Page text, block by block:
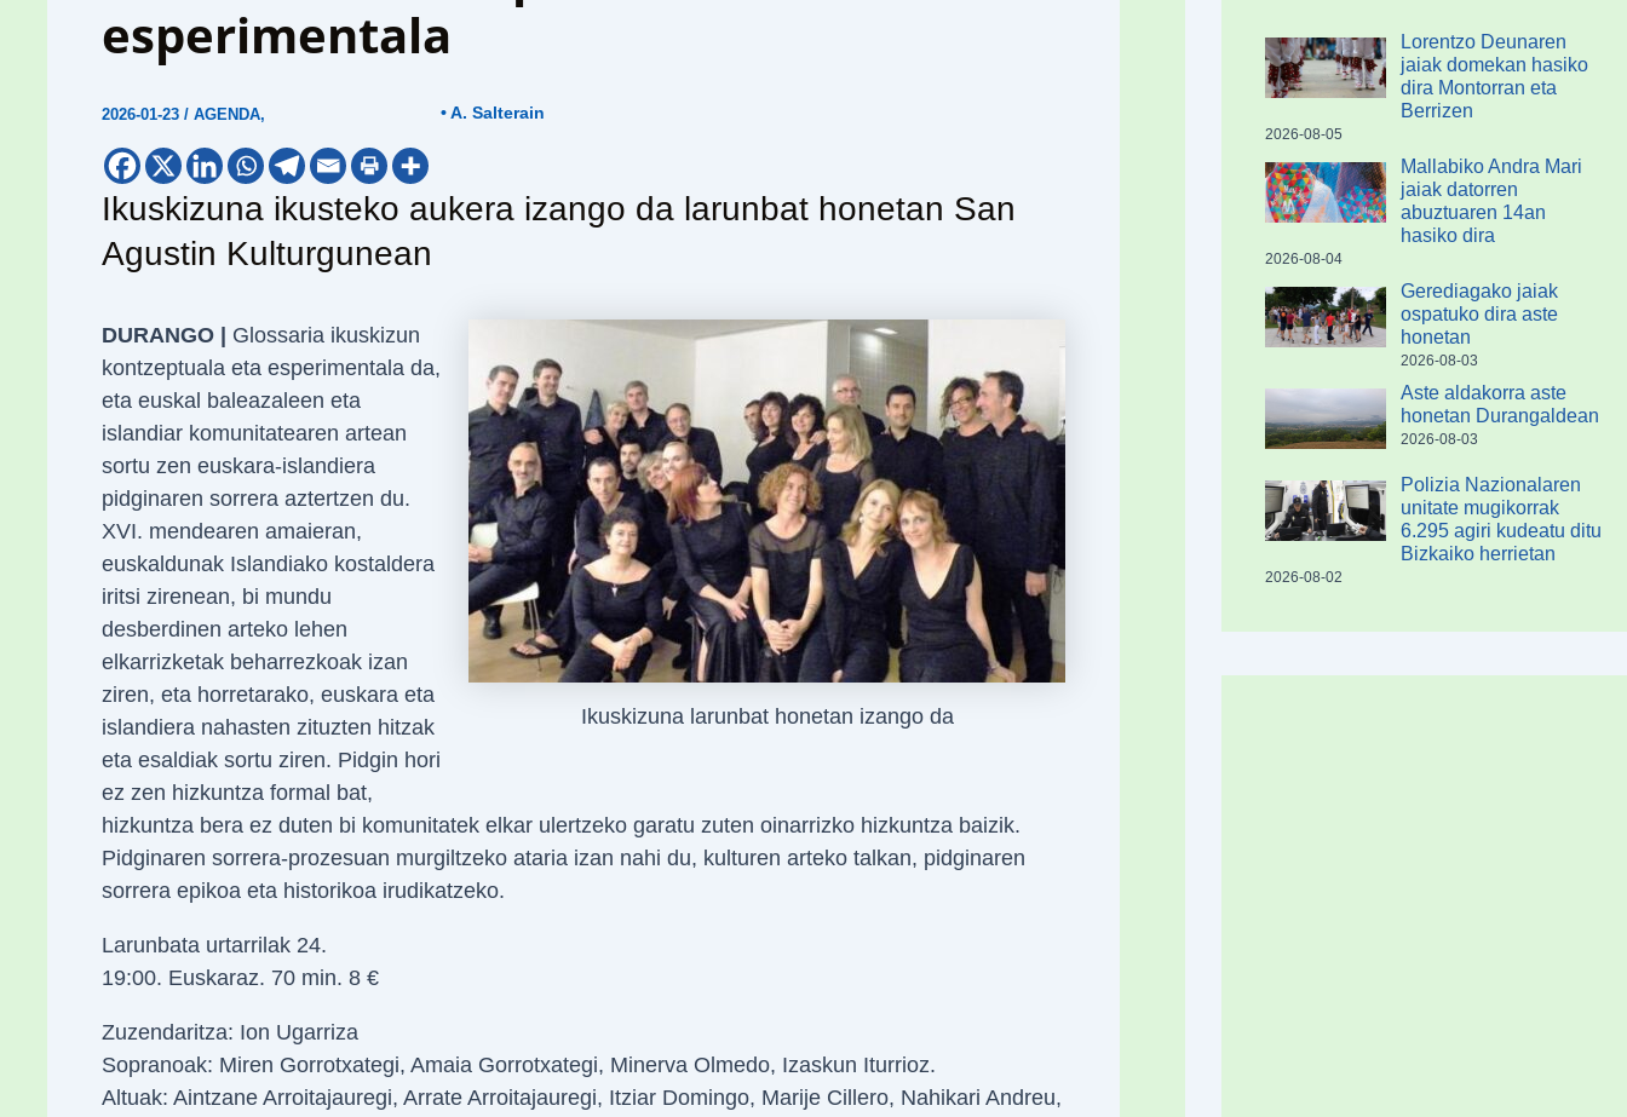
esperimentala
2026-01-23 / AGENDA, • A. Salterain
Ikuskizuna ikusteko aukera izango da larunbat honetan San
Agustin Kulturgunean
Ikuskizuna larunbat honetan izango da
DURANGO |
Glossaria ikuskizun
kontzeptuala eta esperimentala da,
eta euskal baleazaleen eta
islandiar komunitatearen artean
sortu zen euskara-islandiera
pidginaren sorrera aztertzen du.
XVI. mendearen amaieran,
euskaldunak Islandiako kostaldera
iritsi zirenean, bi mundu
desberdinen arteko lehen
elkarrizketak beharrezkoak izan
ziren, eta horretarako, euskara eta
islandiera nahasten zituzten hitzak
eta esaldiak sortu ziren. Pidgin hori
ez zen hizkuntza formal bat,
hizkuntza bera ez duten bi komunitatek elkar ulertzeko garatu zuten oinarrizko hizkuntza baizik.
Pidginaren sorrera-prozesuan murgiltzeko ataria izan nahi du, kulturen arteko talkan, pidginaren
sorrera epikoa eta historikoa irudikatzeko.
Larunbata urtarrilak 24.
19:00. Euskaraz. 70 min. 8 €
Zuzendaritza: Ion Ugarriza
Sopranoak: Miren Gorrotxategi, Amaia Gorrotxategi, Minerva Olmedo, Izaskun Iturrioz.
Altuak: Aintzane Arroitajauregi, Arrate Arroitajauregi, Itziar Domingo, Marije Cillero, Nahikari Andreu,
Lorentzo Deunaren
jaiak domekan hasiko
dira Montorran eta
Berrizen
2026-08-05
Mallabiko Andra Mari
jaiak datorren
abuztuaren 14an
hasiko dira
2026-08-04
Gerediagako jaiak
ospatuko dira aste
honetan
2026-08-03
Aste aldakorra aste
honetan Durangaldean
2026-08-03
Polizia Nazionalaren
unitate mugikorrak
6.295 agiri kudeatu ditu
Bizkaiko herrietan
2026-08-02